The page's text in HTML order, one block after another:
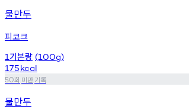
물만두
피코크
1 기본량 (100g)
175kcal
50회 미만기록
물만두